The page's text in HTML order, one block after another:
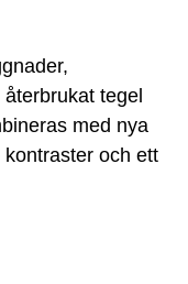
tegel
med nya
och ett